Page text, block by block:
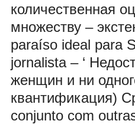
количественная
множеству –
paraíso ideal para
jornalista – ‘
женщин и ни
квантификация)
conjunto com